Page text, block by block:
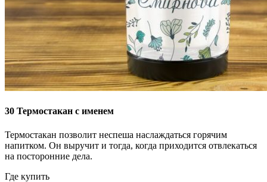
30 Термостакан с именем
Термостакан позволит неспеша наслаждаться горячим
напитком. Он выручит и тогда, когда приходится отвлекаться
на посторонние дела.
Где купить